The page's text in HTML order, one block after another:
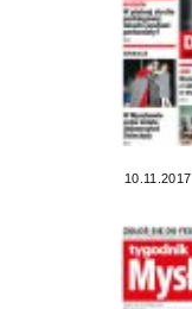
10.11.2017